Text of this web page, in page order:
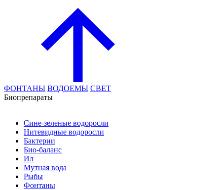
ФОНТАНЫ ВОДОЕМЫ СВЕТ
Биопрепараты
Сине-зеленые водоросли
Нитевидные водоросли
Бактерии
Био-баланс
Ил
Мутная вода
Рыбы
Фонтаны